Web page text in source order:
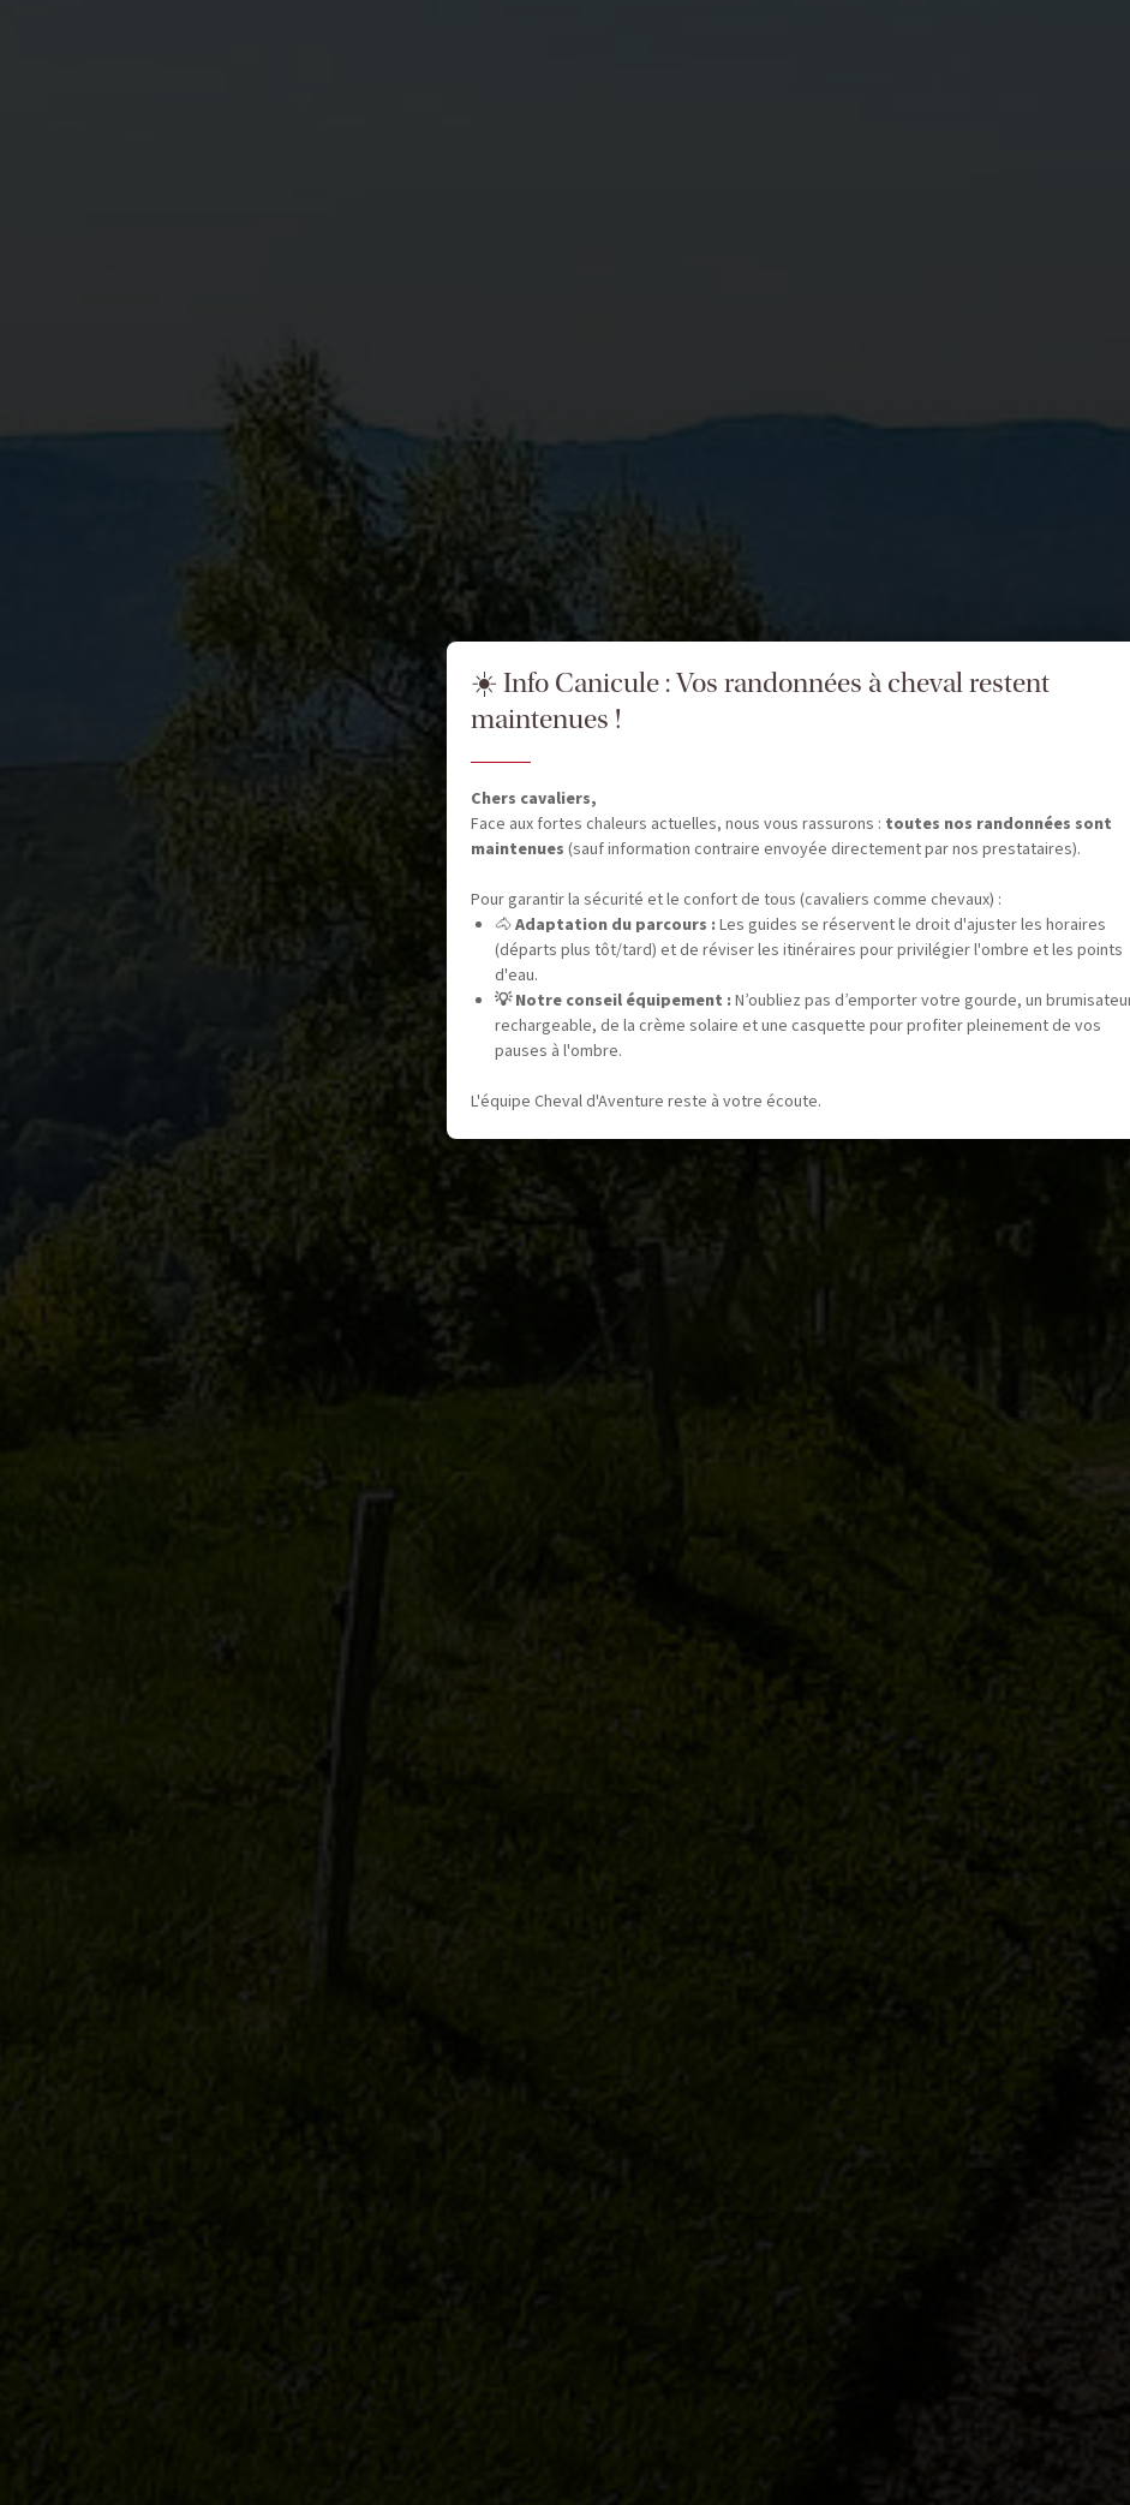
☀️ Info Canicule : Vos randonnées à cheval restent
maintenues !
Chers cavaliers,
Face aux fortes chaleurs actuelles, nous vous rassurons : toutes nos randonnées sont
maintenues (sauf information contraire envoyée directement par nos prestataires).
Pour garantir la sécurité et le confort de tous (cavaliers comme chevaux) :
🐴 Adaptation du parcours :Les guides se réservent le droit d'ajuster les horaires
(départs plus tôt/tard) et de réviser les itinéraires pour privilégier l'ombre et les points
d'eau.
💡 Notre conseil équipement :N’oubliez pas d’emporter votre gourde, un
rechargeable, de la crème solaire et une casquette pour profiter pleinement de vos
pauses à l'ombre.
L'équipe Cheval d'Aventure reste à votre écoute.